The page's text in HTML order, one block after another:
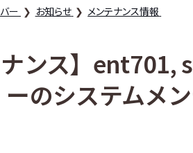
ー お知らせ メンテナンス情報
ナンス】
ーのシステムメ